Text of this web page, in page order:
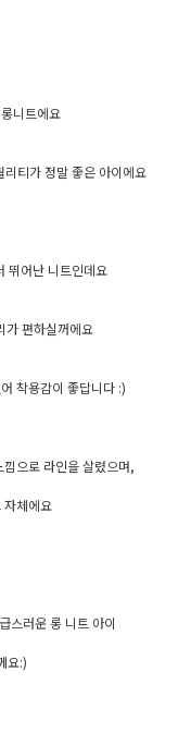
니트에요
티가 정말 좋은 아이에요
뛰어난 니트인데요
가 편하실꺼에요
착용감이 좋답니다 :)
으로 라인을 살렸으며,
자체에요
스러운 롱 니트 아이
요:)